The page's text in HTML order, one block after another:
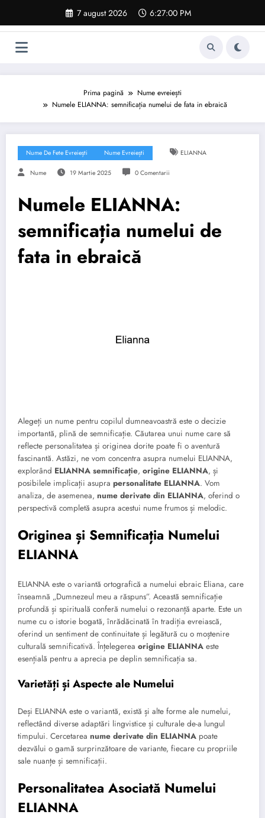
conținut
7 august 2026 6:27:01 PM
Prima pagină
Nume evreiești
Numele ELIANNA: semnificația numelui de fata in ebraică
Nume De Fete Evreiești Nume Evreiești ELIANNA
Nume 19 Martie 2025 0 Comentarii
Numele ELIANNA:
semnificația numelui de
fata in ebraică
Alegeți un nume pentru copilul dumneavoastră este o decizie
importantă, plină de semnificație. Căutarea unui nume care să
reflecte personalitatea și originea dorite poate fi o aventură
fascinantă. Astăzi, ne vom concentra asupra numelui ELIANNA,
explorând ELIANNA semnificație, origine ELIANNA, și
posibilele implicații asupra personalitate ELIANNA. Vom
analiza, de asemenea, nume derivate din ELIANNA, oferind o
perspectivă completă asupra acestui nume frumos și melodic.
Originea și Semnificația Numelui
ELIANNA
ELIANNA este o variantă ortografică a numelui ebraic Eliana, care
înseamnă „Dumnezeul meu a răspuns”. Această semnificație
profundă și spirituală conferă numelui o rezonanță aparte. Este un
nume cu o istorie bogată, înrădăcinată în tradiția evreiască,
oferind un sentiment de continuitate și legătură cu o moștenire
culturală semnificativă. Înțelegerea origine ELIANNA este
esențială pentru a aprecia pe deplin semnificația sa.
Varietăți și Aspecte ale Numelui
Deși ELIANNA este o variantă, există și alte forme ale numelui,
reflectând diverse adaptări lingvistice și culturale de-a lungul
timpului. Cercetarea nume derivate din ELIANNA poate
dezvălui o gamă surprinzătoare de variante, fiecare cu propriile
sale nuanțe și semnificații.
Personalitatea Asociată Numelui
ELIANNA